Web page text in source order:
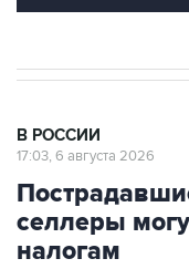
В РОССИИ
17:03, 6 августа 2026
селлеры
налогам